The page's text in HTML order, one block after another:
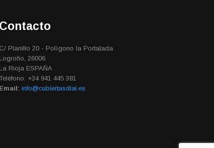
Contacto
C/ Planillo 20 - Polígono la Portalada
Logroño, 26006
La Rioja ESPAÑA
+34 941 445 381
Email: info@cubiertasdial.es